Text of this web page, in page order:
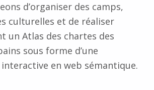
d’organiser des camps,
culturelles et de réaliser
un Atlas des chartes des
sous forme d’une
en web sémantique.